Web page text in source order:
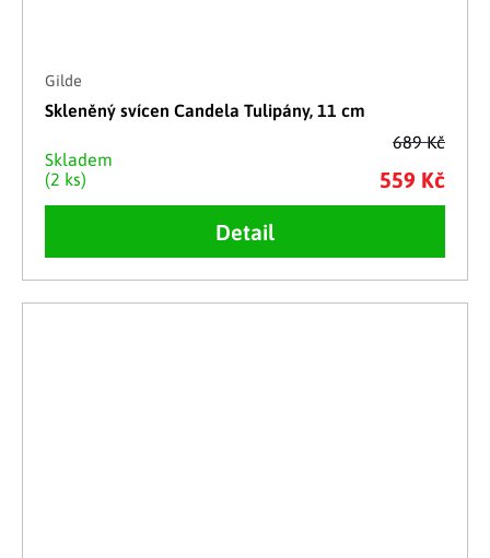
689 Kč
Gilde
Skleněný svícen Candela Tulipány, 11 cm
Skladem
(2 ks)
559 Kč
Detail